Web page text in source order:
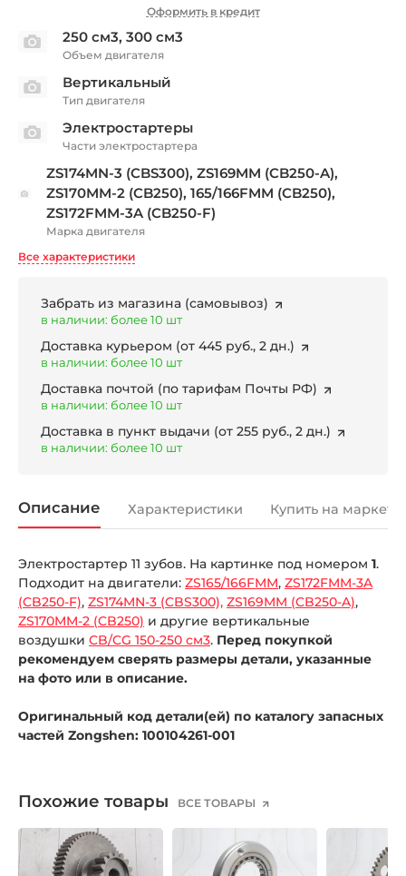
Оформить в кредит
250 см3, 300 см3
Объем двигателя
Вертикальный
Тип двигателя
Электростартеры
Части электростартера
ZS174MN-3 (CBS300), ZS169MM (CB250-A),
ZS170MM-2 (CB250), 165/166FMM (CB250),
ZS172FMM-3A (CB250-F)
Марка двигателя
Все характеристики
Забрать из магазина (самовывоз)
в наличии: более 10 шт
Доставка курьером (от 445 руб., 2 дн.)
в наличии: более 10 шт
Доставка почтой (по тарифам Почты РФ)
в наличии: более 10 шт
Доставка в пункт выдачи (от 255 руб., 2 дн.)
в наличии: более 10 шт
Описание Характеристики Купить на
Электростартер 11 зубов. На картинке под номером 1.
Подходит на двигатели: ZS165/166FMM, ZS172FMM-3A
(CB250-F), ZS174MN-3 (CBS300), ZS169MM (CB250-A),
ZS170MM-2 (CB250) и другие вертикальные
воздушки CB/CG 150-250 см3. Перед покупкой
рекомендуем сверять размеры детали, указанные
на фото или в описание.
Оригинальный код детали(ей) по каталогу запасных
частей Zongshen: 100104261-001
Похожие товары ВСЕ ТОВАРЫ